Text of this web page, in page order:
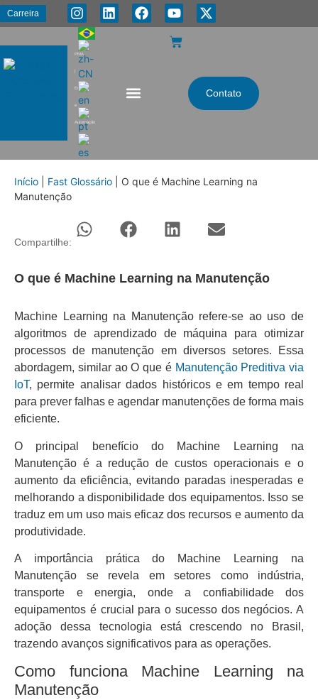
Carreira
PMA
|
Energia
e
Automação
Contato
Início Fast Glossário
O que é Machine Learning na
Manutenção
Compartilhe:
O que é Machine Learning na Manutenção
Machine Learning na Manutenção refere-se ao uso de
algoritmos de aprendizado de máquina para otimizar
processos de manutenção em diversos setores. Essa
abordagem, similar ao O que é Manutenção Preditiva via
IoT, permite analisar dados históricos e em tempo real
para prever falhas e agendar manutenções de forma mais
eficiente.
O principal benefício do Machine Learning na
Manutenção é a redução de custos operacionais e o
aumento da eficiência, evitando paradas inesperadas e
melhorando a disponibilidade dos equipamentos. Isso se
traduz em um uso mais eficaz dos recursos e aumento da
produtividade.
A importância prática do Machine Learning na
Manutenção se revela em setores como indústria,
transporte e energia, onde a confiabilidade dos
equipamentos é crucial para o sucesso dos negócios. A
adoção dessa tecnologia está crescendo no Brasil,
trazendo avanços significativos para as operações.
Como funciona Machine Learning na
Manutenção